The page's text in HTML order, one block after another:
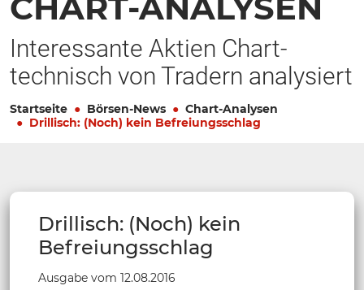
Interessante Aktien Chart-
technisch von Tradern analysiert
Startseite Börsen-News
Chart-Analysen
Drillisch: (Noch) kein Befreiungsschlag
Drillisch: (Noch) kein
Befreiungsschlag
Ausgabe vom 12.08.2016